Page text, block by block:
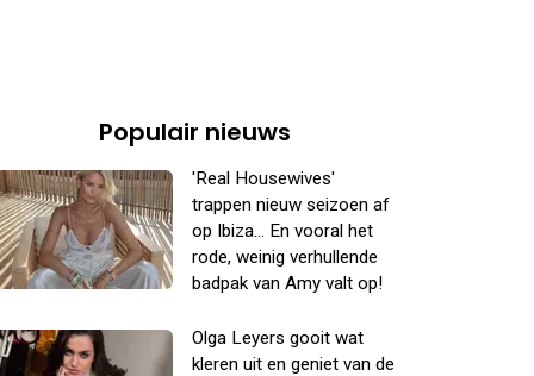
Populair nieuws
'Real Housewives'
trappen nieuw seizoen af
op Ibiza... En vooral het
rode, weinig verhullende
badpak van Amy valt op!
Olga Leyers gooit wat
kleren uit en geniet van de